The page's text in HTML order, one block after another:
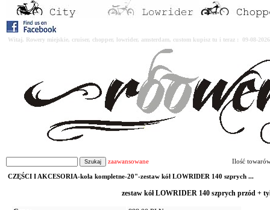
Witaj. Rowery miejskie, cruiser, chopper, lowrider, amsterdam, custom kupisz tu i teraz : 09-08-
zaawansowane Ilość
CZĘŚCI I AKCESORIA-koła kompletne-20"-zestaw kół LOWRIDER 140 szprych ...
zestaw kół LOWRIDER 140 szprych przód +